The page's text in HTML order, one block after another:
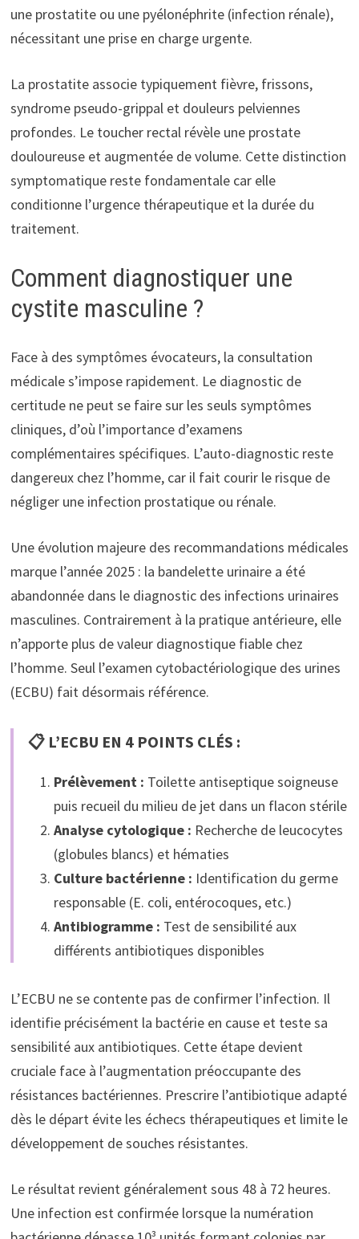
une prostatite ou une pyélonéphrite (infection rénale),
nécessitant une prise en charge urgente.
La prostatite associe typiquement fièvre, frissons,
syndrome pseudo-grippal et douleurs pelviennes
profondes. Le toucher rectal révèle une prostate
douloureuse et augmentée de volume. Cette distinction
symptomatique reste fondamentale car elle
conditionne l’urgence thérapeutique et la durée du
traitement.
Comment diagnostiquer une
cystite masculine ?
Face à des symptômes évocateurs, la consultation
médicale s’impose rapidement. Le diagnostic de
certitude ne peut se faire sur les seuls symptômes
cliniques, d’où l’importance d’examens
complémentaires spécifiques. L’auto-diagnostic reste
dangereux chez l’homme, car il fait courir le risque de
négliger une infection prostatique ou rénale.
Une évolution majeure des recommandations médicales
marque l’année 2025 : la bandelette urinaire a été
abandonnée dans le diagnostic des infections urinaires
masculines. Contrairement à la pratique antérieure, elle
n’apporte plus de valeur diagnostique fiable chez
l’homme. Seul l’examen cytobactériologique des urines
(ECBU) fait désormais référence.
📋 L’ECBU EN 4 POINTS CLÉS :
Prélèvement : Toilette antiseptique soigneuse
puis recueil du milieu de jet dans un flacon stérile
Analyse cytologique : Recherche de leucocytes
(globules blancs) et hématies
Culture bactérienne : Identification du germe
responsable (E. coli, entérocoques, etc.)
Antibiogramme : Test de sensibilité aux
différents antibiotiques disponibles
L’ECBU ne se contente pas de confirmer l’infection. Il
identifie précisément la bactérie en cause et teste sa
sensibilité aux antibiotiques. Cette étape devient
cruciale face à l’augmentation préoccupante des
résistances bactériennes. Prescrire l’antibiotique adapté
dès le départ évite les échecs thérapeutiques et limite le
développement de souches résistantes.
Le résultat revient généralement sous 48 à 72 heures.
Une infection est confirmée lorsque la numération